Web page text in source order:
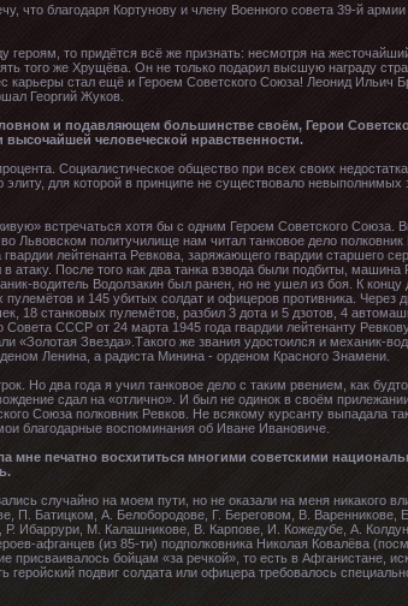
что благодаря Кортунову и члену Военного совета 39-й
героям, то придётся всё же признать: несмотря на
того же Хрущёва. Он не только подарил высшую награду
карьеры стал ещё и Героем Советского Союза! Леонид
Георгий Жуков.
и подавляющем большинстве своём, Герои
человеческой нравственности.
Социалистическое общество при всех своих
для которой в принципе не существовало невыполнимых
встречаться хотя бы с одним Героем Советского Союза.
Львовском политучилище нам читал танковое дело
лейтенанта Ревкова, заряжающего гвардии старшего
атаку. После того как два танка взвода были подбиты,
водитель Водолзакин был ранен, но не ушел из боя. К
и 145 убитых солдат и офицеров противника. Через
18 станковых пулемётов, разбил 3 дота и 5 дзотов, 4
СССР от 24 марта 1945 года гвардии лейтенанту
«Золотая Звезда».Такого же звания удостоился и механик-
Ленина, а радиста Минина - орденом Красного Знамени.
Но два года я учил танковое дело с таким рвением, как
сдал на «отлично». И был не одинок в своём
Союза полковник Ревков. Не всякому курсанту выпадала
благодарные воспоминания об Иване Ивановиче.
мне печатно восхититься многими советскими
случайно на моем пути, но не оказали на меня никакого
П. Батицком, А. Белобородове, Г. Береговом, В. Варенникове,
Ибаррури, М. Калашникове, В. Карпове, И. Кожедубе, А.
афганцев (из 85-ти) подполковника Николая Ковалёва
присваивалось бойцам «за речкой», то есть в Афганистане,
подвиг солдата или офицера требовалось